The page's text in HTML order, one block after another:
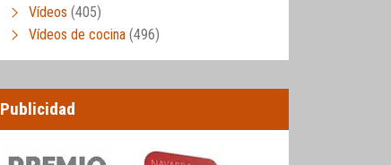
Vídeos (405)
Vídeos de cocina (496)
Publicidad